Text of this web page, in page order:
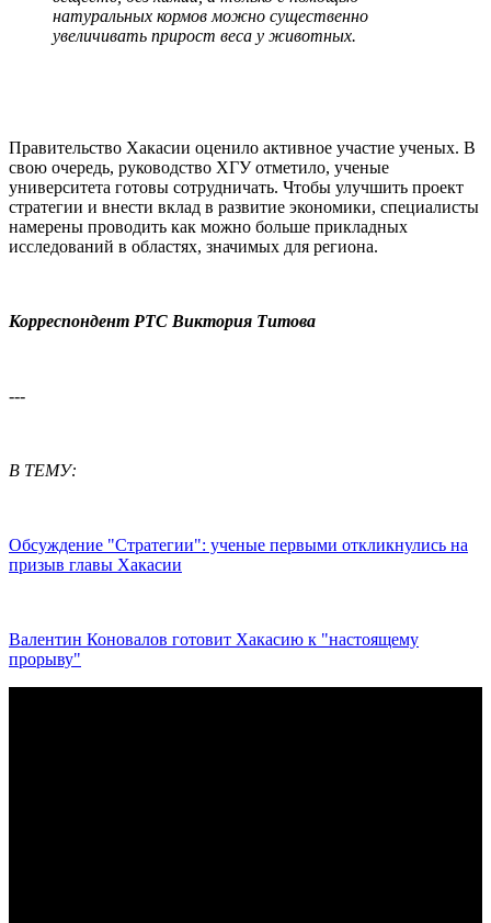
натуральных кормов можно существенно
увеличивать прирост веса у животных.
Правительство Хакасии оценило активное участие ученых. В
свою очередь, руководство ХГУ отметило, ученые
университета готовы сотрудничать. Чтобы улучшить проект
стратегии и внести вклад в развитие экономики, специалисты
намерены проводить как можно больше прикладных
исследований в областях, значимых для региона.
Корреспондент РТС Виктория Титова
---
В ТЕМУ:
Обсуждение "Стратегии": ученые первыми откликнулись на
призыв главы Хакасии
Валентин Коновалов готовит Хакасию к "настоящему
прорыву"